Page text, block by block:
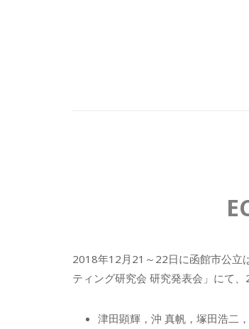
2018年12月21～22日に函館市公立
ティング研究会 研究発表会」にて
津田顕輝，沖 真帆，塚田浩二